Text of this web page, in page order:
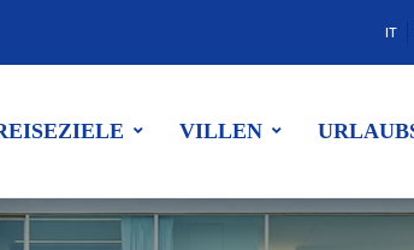
IT
VILLEN